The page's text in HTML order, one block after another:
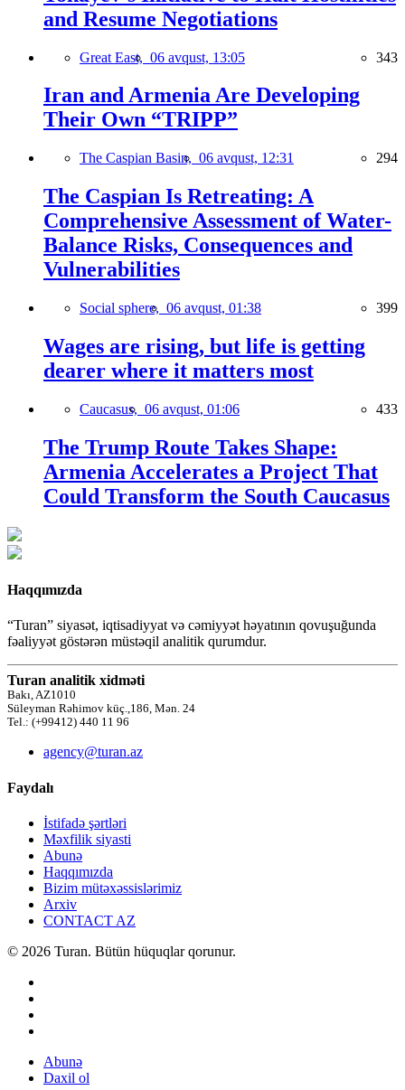
and Resume Negotiations
Great East, 06 avqust, 13:05 343
Iran and Armenia Are Developing
Their Own “TRIPP”
The Caspian Basin, 06 avqust, 12:31 294
The Caspian Is Retreating: A
Comprehensive Assessment of Water-
Balance Risks, Consequences and
Vulnerabilities
Social sphere, 06 avqust, 01:38 399
Wages are rising, but life is getting
dearer where it matters most
Caucasus, 06 avqust, 01:06 433
The Trump Route Takes Shape:
Armenia Accelerates a Project That
Could Transform the South Caucasus
Haqqımızda
“Turan” siyasət, iqtisadiyyat və cəmiyyət həyatının qovuşuğunda
fəaliyyət göstərən müstəqil analitik qurumdur.
Turan analitik xidməti
Bakı, AZ1010
Süleyman Rəhimov küç.,186, Mən. 24
Tel.: (+99412) 440 11 96
agency@turan.az
Faydalı
İstifadə şərtləri
Məxfilik siyasti
Abunə
Haqqımızda
Bizim mütəxəssislərimiz
Arxiv
CONTACT AZ
© 2026 Turan. Bütün hüquqlar qorunur.
Abunə
Daxil ol